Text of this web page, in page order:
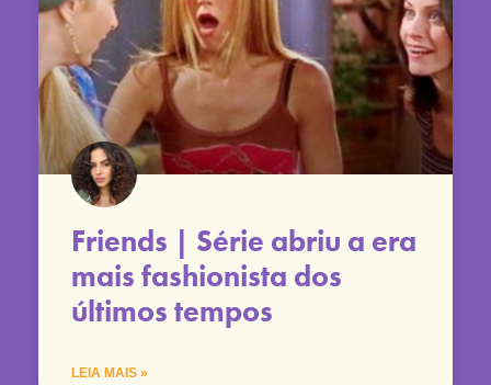
Friends | Série abriu a era
mais fashionista dos
últimos tempos
LEIA MAIS »